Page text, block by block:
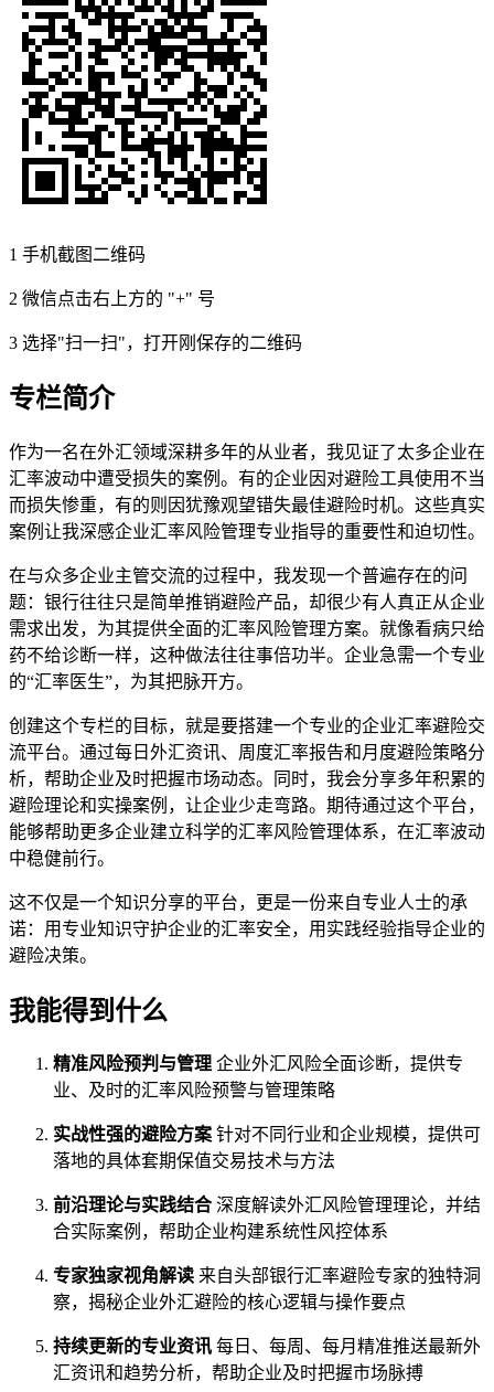
1 手机截图二维码
2 微信点击右上方的 "+" 号
3 选择"扫一扫"，打开刚保存的二维码
专栏简介
作为一名在外汇领域深耕多年的从业者，我见证了太多企业在
汇率波动中遭受损失的案例。有的企业因对避险工具使用不当
而损失惨重，有的则因犹豫观望错失最佳避险时机。这些真实
案例让我深感企业汇率风险管理专业指导的重要性和迫切性。
在与众多企业主管交流的过程中，我发现一个普遍存在的问
题：银行往往只是简单推销避险产品，却很少有人真正从企业
需求出发，为其提供全面的汇率风险管理方案。就像看病只给
药不给诊断一样，这种做法往往事倍功半。企业急需一个专业
的“汇率医生”，为其把脉开方。
创建这个专栏的目标，就是要搭建一个专业的企业汇率避险交
流平台。通过每日外汇资讯、周度汇率报告和月度避险策略分
析，帮助企业及时把握市场动态。同时，我会分享多年积累的
避险理论和实操案例，让企业少走弯路。期待通过这个平台，
能够帮助更多企业建立科学的汇率风险管理体系，在汇率波动
中稳健前行。
这不仅是一个知识分享的平台，更是一份来自专业人士的承
诺：用专业知识守护企业的汇率安全，用实践经验指导企业的
避险决策。
我能得到什么
精准风险预判与管理 企业外汇风险全面诊断，提供专
业、及时的汇率风险预警与管理策略
实战性强的避险方案 针对不同行业和企业规模，提供可
落地的具体套期保值交易技术与方法
前沿理论与实践结合 深度解读外汇风险管理理论，并结
合实际案例，帮助企业构建系统性风控体系
专家独家视角解读 来自头部银行汇率避险专家的独特洞
察，揭秘企业外汇避险的核心逻辑与操作要点
持续更新的专业资讯 每日、每周、每月精准推送最新外
汇资讯和趋势分析，帮助企业及时把握市场脉搏